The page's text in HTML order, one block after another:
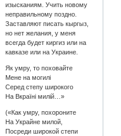
изысканиям. Учить новому
неправильному поздно.
Заставляют писать кыргыз,
но нет желания, у меня
всегда будет киргиз или на
кавказе или на Украине.
Як умру, то поховайте
Мене на могилі
Серед степу широкого
На Вкраїні милій…»
(«Как умру, похороните
На Украйне милой,
Посреди широкой степи